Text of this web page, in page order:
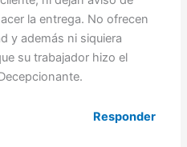
la entrega. No ofrecen
y además ni siquiera
su trabajador hizo el
Responder